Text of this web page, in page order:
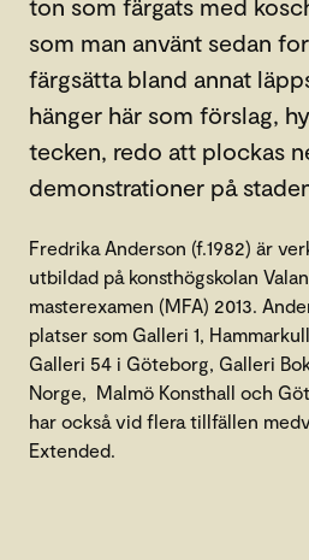
ton som färgats med
som man använt sedan
färgsätta bland annat
hänger här som förslag,
tecken, redo att plockas
demonstrationer på
Fredrika Anderson (f.1982) är
utbildad på konsthögskolan
masterexamen (MFA) 2013.
platser som Galleri 1,
Galleri 54 i Göteborg, Galleri
Norge, Malmö Konsthall och
har också vid flera tillfällen
Extended.